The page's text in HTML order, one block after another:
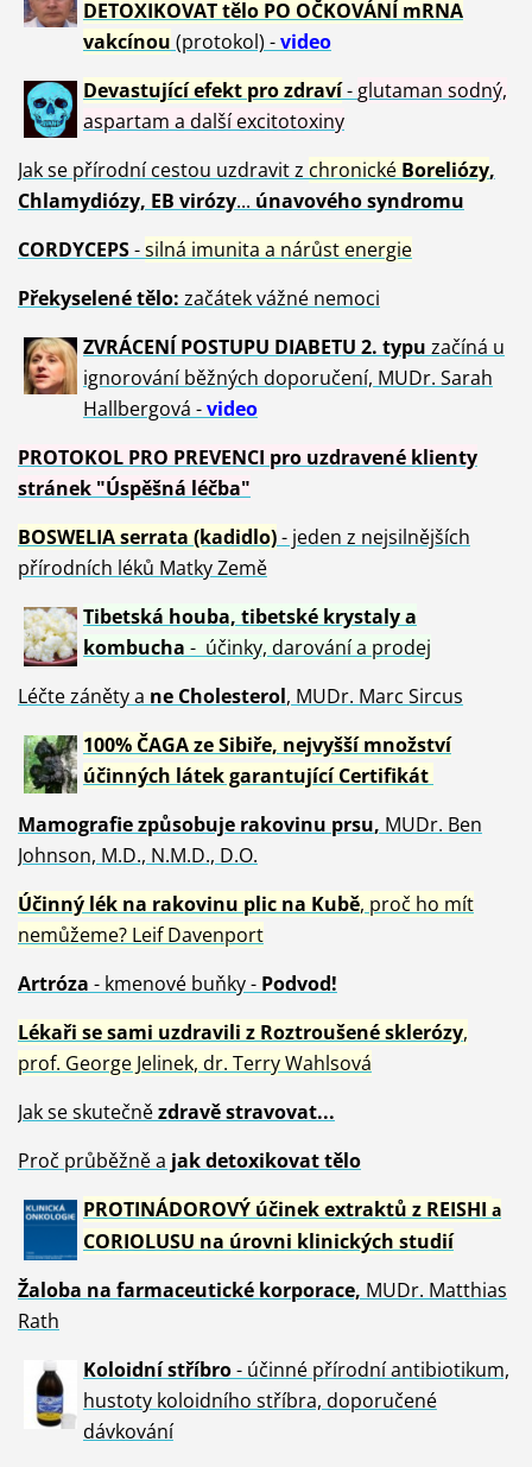
DETOXIKOVAT tělo PO OČKOVÁNÍ mRNA
vakcínou (protokol) -video
Devastující efekt pro zdraví- glutaman sodný,
aspartam a další excitotoxiny
Jak se přírodní cestou uzdravit z chronické Boreliózy,
Chlamydiózy, EB virózy... únavového syndromu
CORDYCEPS-silná imunita a nárůst energie
Překyselené tělo: začátek vážné nemoci
ZVRÁCENÍ POSTUPU DIABETU 2. typu začíná u
ignorování běžných doporučení, MUDr. Sarah
Hallbergová -video
PROTOKOL PRO PREVENCI pro uzdravené klienty
stránek "Úspěšná léčba"
BOSWELIA serrata (kadidlo)- jeden z nejsilnějších
přírodních léků Matky Země
Tibetská houba, tibetské krystalya
kombucha - účinky, darování a prodej
Léčte záněty a ne Cholesterol, MUDr. Marc Sircus
100% ČAGA ze Sibiře, nejvyšší množství
účinných látek garantující Certifikát
Mamografie způsobuje rakovinu prsu, MUDr. Ben
Johnson, M.D., N.M.D., D.O.
Účinný lék na rakovinu plic na Kubě, proč ho mít
nemůžeme? Leif Davenport
Artróza - kmenové buňky - Podvod!
Lékaři se sami uzdravili z Roztroušené sklerózy,
prof. George Jelinek, dr. Terry Wahlsová
Jak se skutečnězdravěstravovat...
Proč průběžně a jak detoxikovat tělo
PROTINÁDOROVÝ účinek extraktů z REISHI a
CORIOLUSU na úrovni klinických studií
Žaloba na farmaceutické korporace, MUDr. Matthias
Rath
Koloidní stříbro- účinné přírodní antibiotikum,
hustoty koloidního stříbra, doporučené
dávkování